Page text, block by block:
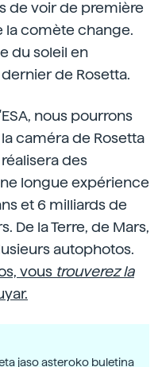
de voir de première
la comète change.
du soleil en
de Rosetta.
nous pourrons
caméra de Rosetta
des
longue expérience
et 6 milliards de
De la Terre, de Mars,
autophotos.
vous trouverez la
jaso asteroko buletina